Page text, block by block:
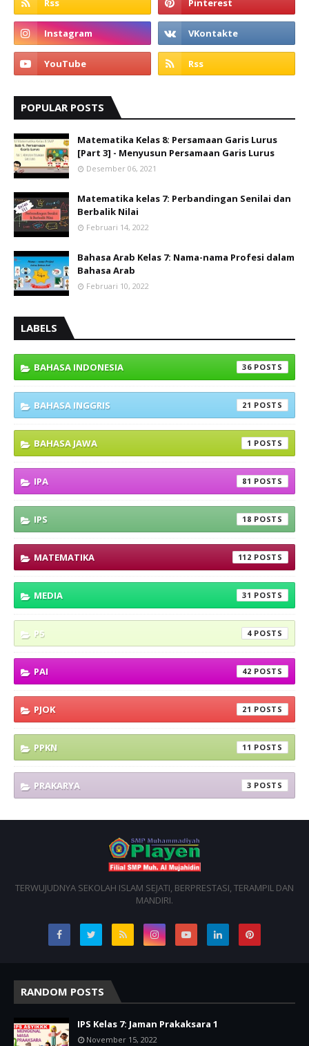
POPULAR POSTS
Matematika Kelas 8: Persamaan Garis Lurus
[Part 3] - Menyusun Persamaan Garis Lurus
Desember 06, 2021
Matematika kelas 7: Perbandingan Senilai dan
Berbalik Nilai
Februari 14, 2022
Bahasa Arab Kelas 7: Nama-nama Profesi dalam
Bahasa Arab
Februari 10, 2022
LABELS
BAHASA INDONESIA 36
BAHASA INGGRIS 21
BAHASA JAWA 1
IPA 81
IPS 18
MATEMATIKA 112
MEDIA 31
P5 4
PAI 42
PJOK 21
PPKN 11
PRAKARYA 3
TERWUJUDNYA SEKOLAH ISLAM SEJATI, BERPRESTASI, TERAMPIL DAN
MANDIRI.
RANDOM POSTS
IPS Kelas 7: Jaman Prakaksara 1
November 15, 2022